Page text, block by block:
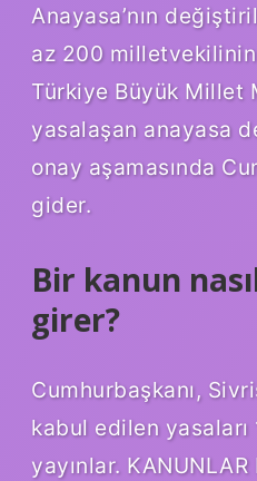
Anayasa’nın
az 200
Türkiye Büyük Millet
yasalaşan anayasa
onay aşamasında
gider.
Bir kanun
girer?
Cumhurbaşkanı,
kabul edilen
yayınlar. KANUNLAR